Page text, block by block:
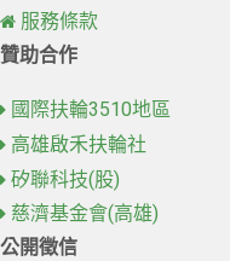
服務條款
贊助合作
國際扶輪3510地區
高雄啟禾扶輪社
矽聯科技(股)
慈濟基金會(高雄)
公開徵信